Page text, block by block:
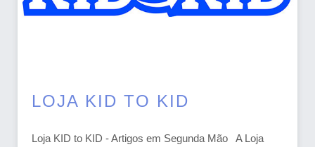
LOJA KID TO KID
Loja KID to KID - Artigos em Segunda Mão A Loja